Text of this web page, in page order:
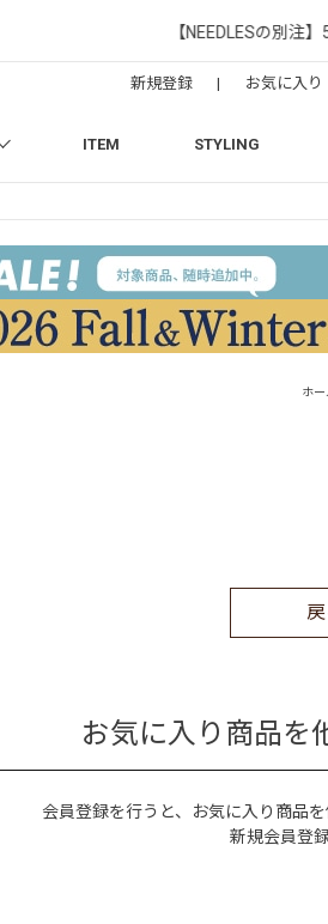
【NEEDLESの別注
ITEM STYLING
新規登録 | お気に入り
ホ
お気に入り商品を
会員登録を行うと、お気に入り商品
新規会員登